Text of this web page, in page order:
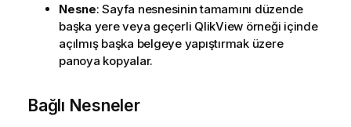
Nesne: Sayfa nesnesinin tamamını düzende
başka yere veya geçerli QlikView örneği içinde
açılmış başka belgeye yapıştırmak üzere
panoya kopyalar.
Bağlı Nesneler